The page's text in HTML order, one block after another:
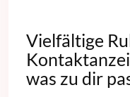
Vielfältige
was zu dir